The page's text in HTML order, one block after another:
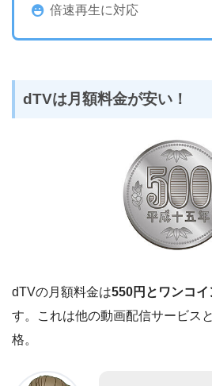
倍速再生に対応
dTVは月額料金が安い！
dTVの月額料金は550円とワンコイ
す。これは他の動画配信サービス
格。